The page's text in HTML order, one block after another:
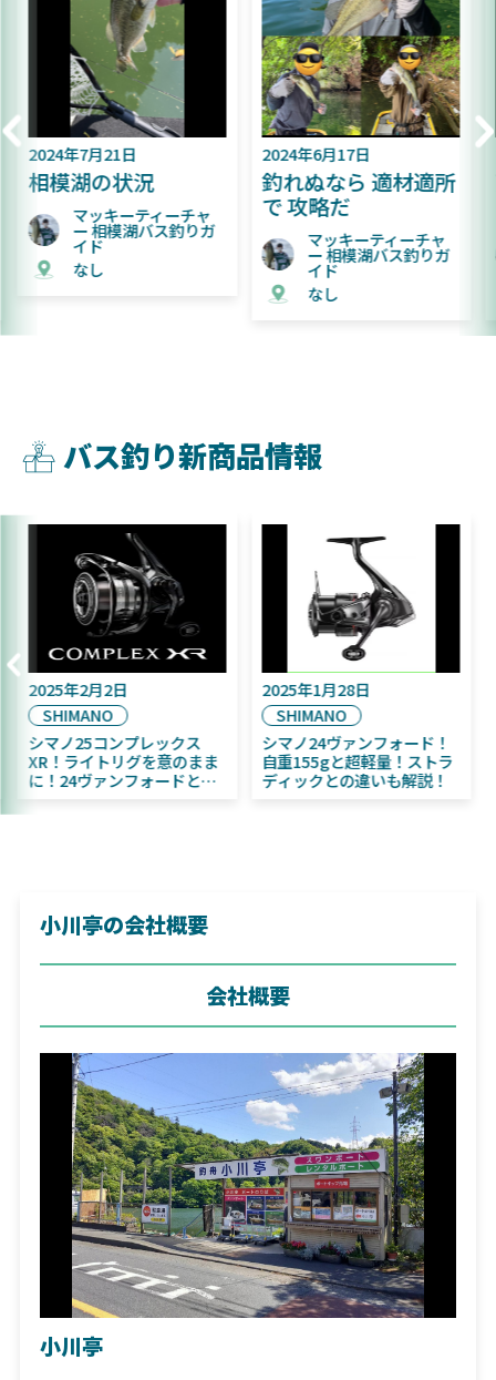
月21日
の状況
ッキーティーチャ
相模湖バス釣りガ
ド
2024年6月17日
釣れぬなら 適材適所
で 攻略だ
マッキーティーチャ
ー 相模湖バス釣りガ
イド
2024年6
難易度
バス釣り新商品情報
！
ふく魚
者にお
2025年2月2日
SHIMANO
シマノ25コンプレックス
XR！ライトリグを意のまま
に！24ヴァンフォードとの
2025年1月28日
SHIMANO
シマノ24ヴァンフォ
自重155gと超軽量！
ディックとの違いも解
小川亭の会社概要
会社概要
小川亭